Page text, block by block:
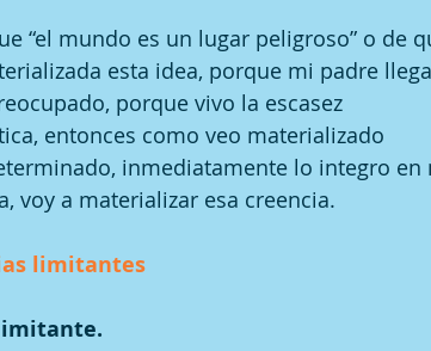
“el mundo es un lugar peligroso” o de
esta idea, porque mi padre llega
porque vivo la escasez
entonces como veo materializado
inmediatamente lo integro en
voy a materializar esa creencia.
limitantes